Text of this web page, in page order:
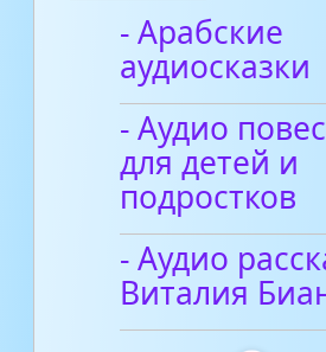
- Арабские
аудиосказки
- Аудио
для детей и
подростков
- Аудио
Виталия